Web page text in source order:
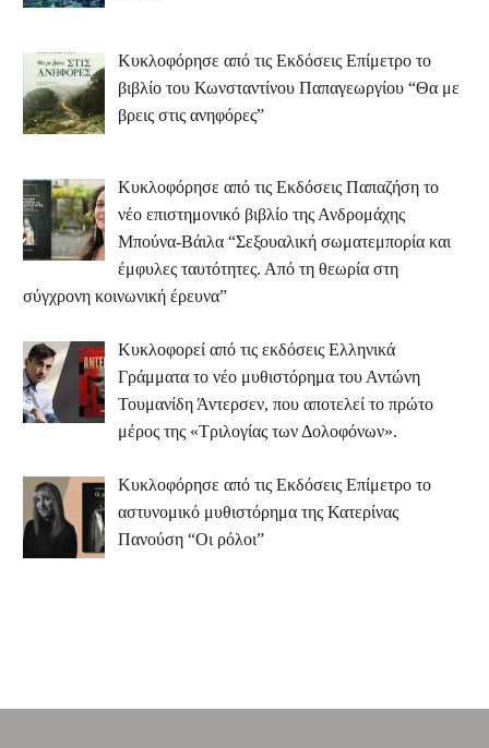
Κυκλοφόρησε από τις Εκδόσεις Επίμετρο το
βιβλίο του Κωνσταντίνου Παπαγεωργίου “Θα με
βρεις στις ανηφόρες”
Κυκλοφόρησε από τις Εκδόσεις Παπαζήση το
νέο επιστημονικό βιβλίο της Ανδρομάχης
Μπούνα-Βάιλα “Σεξουαλική σωματεμπορία και
έμφυλες ταυτότητες. Από τη θεωρία στη
σύγχρονη κοινωνική έρευνα”
Κυκλοφορεί από τις εκδόσεις Ελληνικά
Γράμματα το νέο μυθιστόρημα του Αντώνη
Τουμανίδη Άντερσεν, που αποτελεί το πρώτο
μέρος της «Τριλογίας των Δολοφόνων».
Κυκλοφόρησε από τις Εκδόσεις Επίμετρο το
αστυνομικό μυθιστόρημα της Κατερίνας
Πανούση “Οι ρόλοι”